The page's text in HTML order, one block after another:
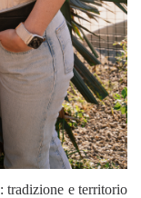
: tradizione e territorio